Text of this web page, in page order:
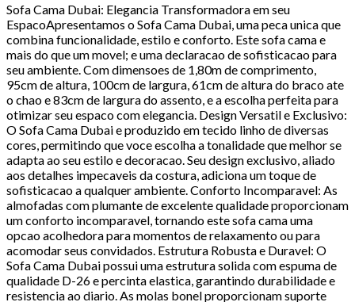
Sofa Cama Dubai: Elegancia Transformadora em seu
EspacoApresentamos o Sofa Cama Dubai, uma peca unica que
combina funcionalidade, estilo e conforto. Este sofa cama e
mais do que um movel; e uma declaracao de sofisticacao para
seu ambiente. Com dimensoes de 1,80m de comprimento,
95cm de altura, 100cm de largura, 61cm de altura do braco ate
o chao e 83cm de largura do assento, e a escolha perfeita para
otimizar seu espaco com elegancia. Design Versatil e Exclusivo:
O Sofa Cama Dubai e produzido em tecido linho de diversas
cores, permitindo que voce escolha a tonalidade que melhor se
adapta ao seu estilo e decoracao. Seu design exclusivo, aliado
aos detalhes impecaveis da costura, adiciona um toque de
sofisticacao a qualquer ambiente. Conforto Incomparavel: As
almofadas com plumante de excelente qualidade proporcionam
um conforto incomparavel, tornando este sofa cama uma
opcao acolhedora para momentos de relaxamento ou para
acomodar seus convidados. Estrutura Robusta e Duravel: O
Sofa Cama Dubai possui uma estrutura solida com espuma de
qualidade D-26 e percinta elastica, garantindo durabilidade e
resistencia ao diario. As molas bonel proporcionam suporte